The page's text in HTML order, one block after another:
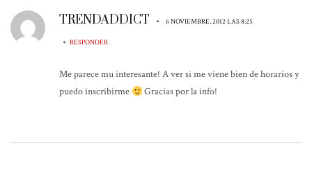
TRENDADDICT • 6 NOVIEMBRE, 2012 LAS 8:25
• RESPONDER
Me parece mu interesante! A ver si me viene bien de horarios y
puedo inscribirme
Gracias por la info!